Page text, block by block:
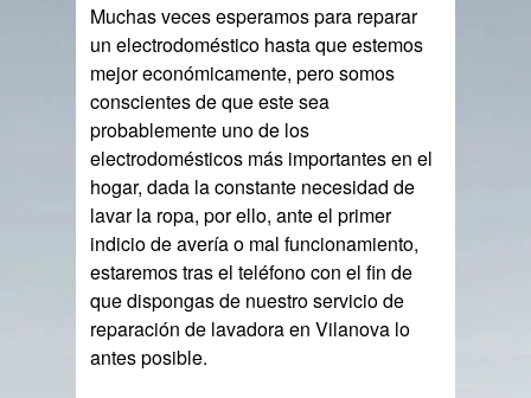
Muchas veces esperamos para reparar
un electrodoméstico hasta que estemos
mejor económicamente, pero somos
conscientes de que este sea
probablemente uno de los
electrodomésticos más importantes en el
hogar, dada la constante necesidad de
lavar la ropa, por ello, ante el primer
indicio de avería o mal funcionamiento,
estaremos tras el teléfono con el fin de
que dispongas de nuestro servicio de
reparación de lavadora en Vilanova lo
antes posible.